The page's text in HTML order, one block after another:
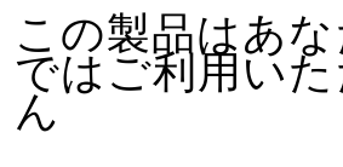
この製品はあ
ではご利用い
ん